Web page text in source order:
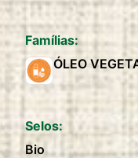
Famílias:
ÓLEO
Selos:
Bio